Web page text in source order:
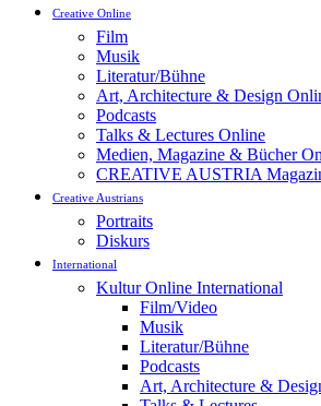
Creative Online
Film
Musik
Literatur/Bühne
Art, Architecture & Design
Podcasts
Talks & Lectures Online
Medien, Magazine & Bücher
CREATIVE AUSTRIA
Creative Austrians
Portraits
Diskurs
International
Kultur Online International
Film/Video
Musik
Literatur/Bühne
Podcasts
Art, Architecture &